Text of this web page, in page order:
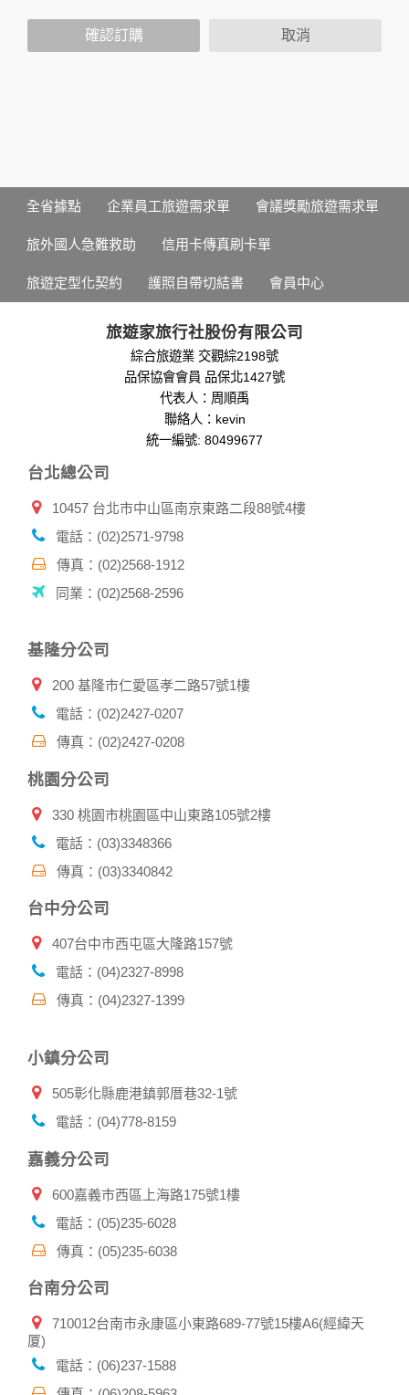
您個人在本網站上的聊天室或討論區中任意公開個人資料的行
於一般瀏覽時，伺服器會自行記錄相關行徑，包括您使用連線
設備的 IP 位址、使用時間、使用的瀏覽器、瀏覽及點選資料記
用，決不對外公布。
分析，分析結果之統計數據或說明文字呈現，除供內部研究
外，我們會視需要公佈統計數據及說明文字，但不涉及特定個
除非取得您的同意或其他法令之特別規定，本網站絕不會將您
的個人資料揭露予第三人或使用於蒐集目的以外之其他用途。
在您於本網站註冊帳號、使用本網站相關產品、服務、活動或
贈獎時，本網站會收集您的個人識別資料，本網站也可以從商
業夥伴處取得個人資料。
當客戶在本網站註冊時，我們會取得您的姓名、電話、住址、
當您註冊成功，並登入使用我們的服務後，我們即取得您的資
號、電子郵件、出生日期、性別、行業等相關資料，當您註冊
成功，並登入使用我們的服務後，本網站即取得您的資料。
其他除了上述，會保留您在上網瀏覽或查詢時，伺服器自行產
生的相關記錄，包括您使用連線設備的 IP 位址、使用時間、使
的瀏覽器予以標示，歸納使用者瀏覽器在本網站內部所瀏覽的
商，或與連結本網站，也可能蒐集您個人的資料。對於您主動
保護政策，其資料處理措施不適用本網站隱私權保護政策，本
公司不負任何連帶責任。
或電子郵件給您。本公司除了在該資料或電子郵件上註明是由
收這些資料或電子郵件的方法及說明。
資料使用:
本公司不會向任何人出售或出借您的個人識別資料。
資料：
違反本公司旗下網站的會員條款或產品、服務的特定使用指
2.為了保護使用者個人隱私，我們無法為您查詢其他使用者的
帳號資料。若您有相關法律上問題需查閱他人資料時，請務必
有相關資料，以協助調查及破案！
請妥善保管您在本公司及相關企業伙伴網站的帳號、密碼或個
本公司相關企業伙伴網站所提供的服務後，務必記得登出帳戶
或關閉網頁瀏覽器，以防止他人讀取您的個人資料。
問或訂購時，請立即通知本站。
確認訂購 取消
全省據點 企業員工旅遊需求單 會議獎勵旅遊需求單
旅外國人急難救助 信用卡傳真刷卡單
旅遊定型化契約 護照自帶切結書 會員中心
旅遊家旅行社股份有限公司
綜合旅遊業 交觀綜2198號
品保協會會員 品保北1427號
代表人：周順禹
聯絡人：kevin
統一編號: 80499677
台北總公司
10457 台北市中山區南京東路二段88號4樓
電話：(02)2571-9798
傳真：(02)2568-1912
同業：(02)2568-2596
基隆分公司
200 基隆市仁愛區孝二路57號1樓
電話：(02)2427-0207
傳真：(02)2427-0208
桃園分公司
330 桃園市桃園區中山東路105號2樓
電話：(03)3348366
傳真：(03)3340842
台中分公司
407台中市西屯區大隆路157號
電話：(04)2327-8998
傳真：(04)2327-1399
小鎮分公司
505彰化縣鹿港鎮郭厝巷32-1號
電話：(04)778-8159
嘉義分公司
600嘉義市西區上海路175號1樓
電話：(05)235-6028
傳真：(05)235-6038
台南分公司
710012台南市永康區小東路689-77號15樓A6(經緯天
厦)
電話：(06)237-1588